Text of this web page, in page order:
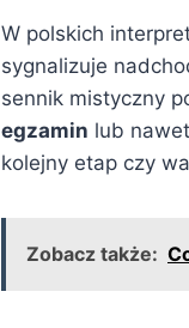
W polskich
sygnalizuje
sennik mistyczny
egzamin lub nawet
kolejny etap czy
Zobacz także: